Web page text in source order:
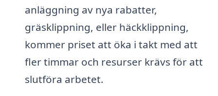
anläggning av nya rabatter,
gräsklippning, eller häckklippning,
kommer priset att öka i takt med att
fler timmar och resurser krävs för att
slutföra arbetet.